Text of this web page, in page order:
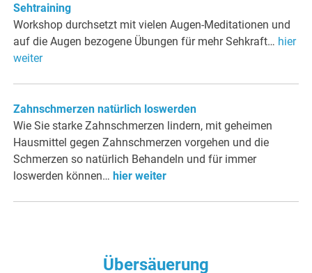
Sehtraining
Workshop durchsetzt mit vielen Augen-Meditationen und
auf die Augen bezogene Übungen für mehr Sehkraft… hier
weiter
Zahnschmerzen natürlich loswerden
Wie Sie starke Zahnschmerzen lindern, mit geheimen
Hausmittel gegen Zahnschmerzen vorgehen und die
Schmerzen so natürlich Behandeln und für immer
loswerden können…hier weiter
Übersäuerung